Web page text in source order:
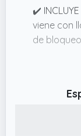
✔️ INCLUYE
viene con
de
que solo
desde el
✔️
nuestro